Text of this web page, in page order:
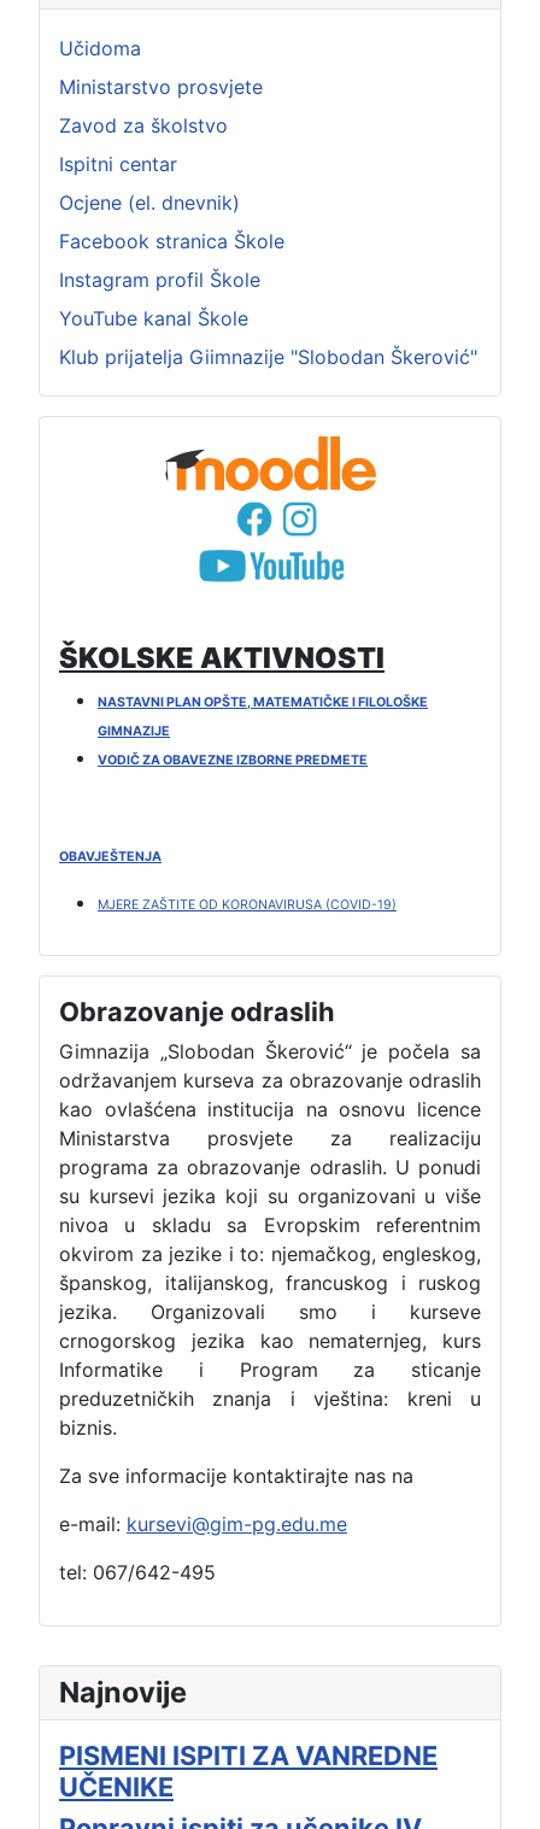
Najnovije
PISMENI ISPITI ZA VANREDNE
UČENIKE
Učidoma
Ministarstvo prosvjete
Zavod za školstvo
Ispitni centar
Ocjene (el. dnevnik)
Facebook stranica Škole
Instagram profil Škole
YouTube kanal Škole
Klub prijatelja Giimnazije "Slobodan Škerović"
ŠKOLSKE AKTIVNOSTI
NASTAVNI PLAN OPŠTE, MATEMATIČKE I FILOLOŠKE
GIMNAZIJE
VODIČ ZA OBAVEZNE IZBORNE PREDMETE
OBAVJEŠTENJA
MJERE ZAŠTITE OD KORONAVIRUSA (COVID-19)
Obrazovanje odraslih
Gimnazija „Slobodan Škerović“ je počela sa
održavanjem kurseva za obrazovanje odraslih
kao ovlašćena institucija na osnovu licence
Ministarstva prosvjete za realizaciju
programa za obrazovanje odraslih. U ponudi
su kursevi jezika koji su organizovani u više
nivoa u skladu sa Evropskim referentnim
okvirom za jezike i to: njemačkog, engleskog,
španskog, italijanskog, francuskog i ruskog
jezika. Organizovali smo i kurseve
crnogorskog jezika kao nematernjeg, kurs
Informatike i Program za sticanje
preduzetničkih znanja i vještina: kreni u
biznis.
Za sve informacije kontaktirajte nas na
e-mail: kursevi@gim-pg.edu.me
tel: 067/642-495